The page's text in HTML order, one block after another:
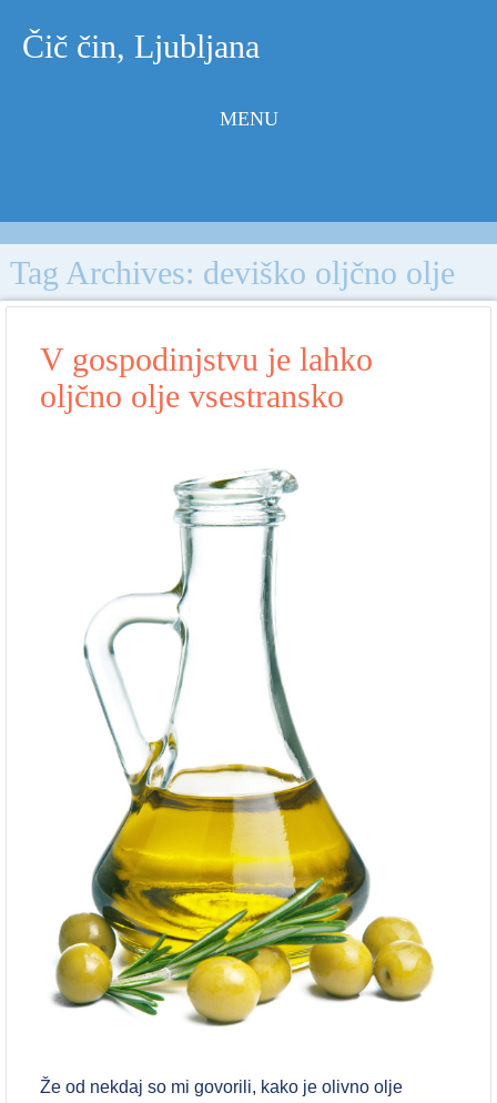
Čič čin, Ljubljana
MENU
Tag Archives: deviško oljčno olje
V gospodinjstvu je lahko
oljčno olje vsestransko
Že od nekdaj so mi govorili, kako je olivno olje